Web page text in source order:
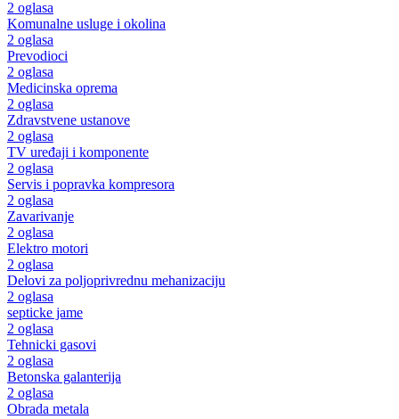
2 oglasa
Komunalne usluge i okolina
2 oglasa
Prevodioci
2 oglasa
Medicinska oprema
2 oglasa
Zdravstvene ustanove
2 oglasa
TV uređaji i komponente
2 oglasa
Servis i popravka kompresora
2 oglasa
Zavarivanje
2 oglasa
Elektro motori
2 oglasa
Delovi za poljoprivrednu mehanizaciju
2 oglasa
septicke jame
2 oglasa
Tehnicki gasovi
2 oglasa
Betonska galanterija
2 oglasa
Obrada metala